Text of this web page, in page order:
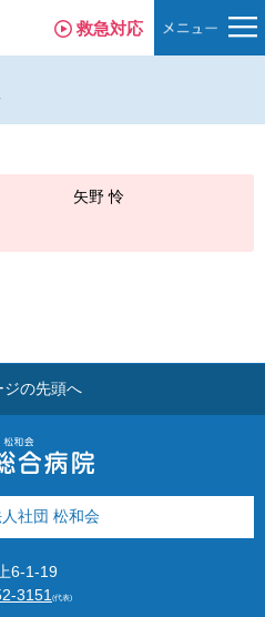
救急対応
矢野 怜
ジの先頭へ
人社団 松和会
6-1-19
3151 (代表)